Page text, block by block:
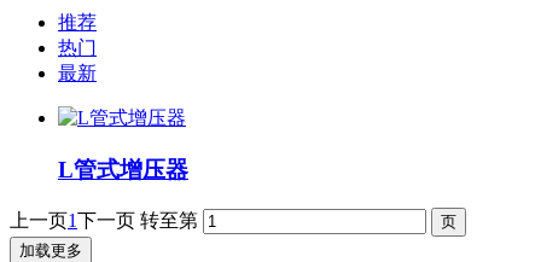
推荐
热门
最新
L管式增压器
上一页1下一页 转至第
加载更多